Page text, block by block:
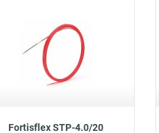
Fortisflex STP-4.0/20